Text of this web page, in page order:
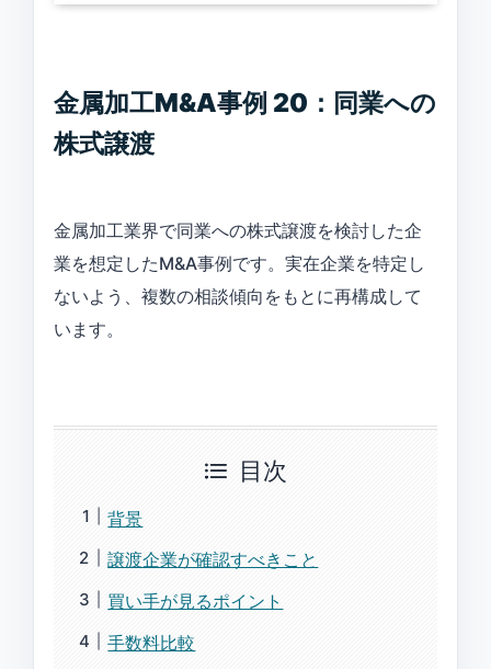
金属加工M&A事例 20：同業への
株式譲渡
金属加工業界で同業への株式譲渡を検討した企
業を想定したM&A事例です。実在企業を特定し
ないよう、複数の相談傾向をもとに再構成して
います。
目次
背景
譲渡企業が確認すべきこと
買い手が見るポイント
手数料比較